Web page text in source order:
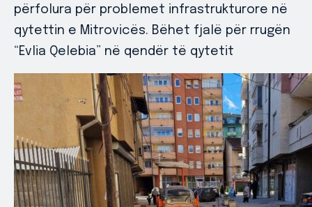
përfolura për problemet infrastrukturore në
qytettin e Mitrovicës. Bëhet fjalë për rrugën
“Evlia Qelebia” në qendër të qytetit